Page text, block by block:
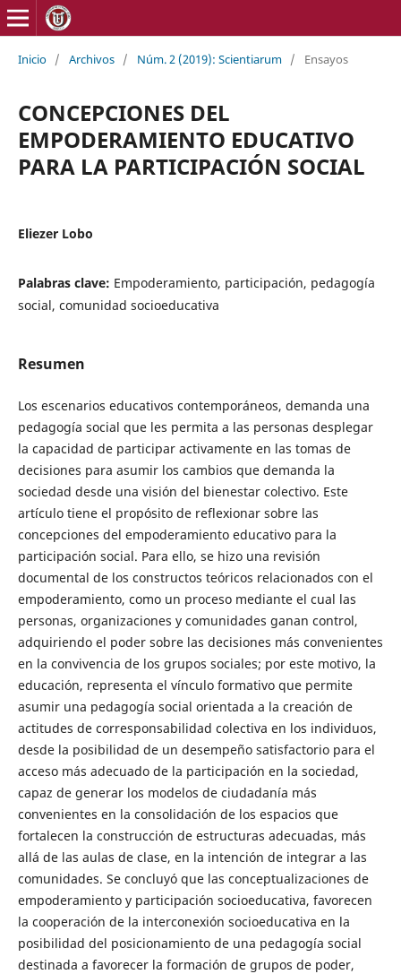
Inicio / Archivos / Núm. 2 (2019): Scientiarum / Ensayos
CONCEPCIONES DEL
EMPODERAMIENTO EDUCATIVO
PARA LA PARTICIPACIÓN SOCIAL
Eliezer Lobo
Palabras clave: Empoderamiento, participación, pedagogía
social, comunidad socioeducativa
Resumen
Los escenarios educativos contemporáneos, demanda una
pedagogía social que les permita a las personas desplegar
la capacidad de participar activamente en las tomas de
decisiones para asumir los cambios que demanda la
sociedad desde una visión del bienestar colectivo. Este
artículo tiene el propósito de reflexionar sobre las
concepciones del empoderamiento educativo para la
participación social. Para ello, se hizo una revisión
documental de los constructos teóricos relacionados con el
empoderamiento, como un proceso mediante el cual las
personas, organizaciones y comunidades ganan control,
adquiriendo el poder sobre las decisiones más convenientes
en la convivencia de los grupos sociales; por este motivo, la
educación, representa el vínculo formativo que permite
asumir una pedagogía social orientada a la creación de
actitudes de corresponsabilidad colectiva en los individuos,
desde la posibilidad de un desempeño satisfactorio para el
acceso más adecuado de la participación en la sociedad,
capaz de generar los modelos de ciudadanía más
convenientes en la consolidación de los espacios que
fortalecen la construcción de estructuras adecuadas, más
allá de las aulas de clase, en la intención de integrar a las
comunidades. Se concluyó que las conceptualizaciones de
empoderamiento y participación socioeducativa, favorecen
la cooperación de la interconexión socioeducativa en la
posibilidad del posicionamiento de una pedagogía social
destinada a favorecer la formación de grupos de poder,